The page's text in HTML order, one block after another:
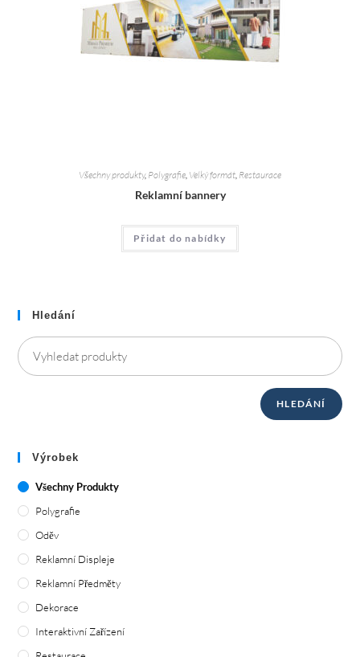
Všechny produkty, Polygrafie Velký formát Restaurace
Reklamní bannery
Přidat do nabídky
Hledání
HLEDÁNÍ
Výrobek
Všechny Produkty
Polygrafie
Oděv
Reklamní Displeje
Reklamní Předměty
Dekorace
Interaktivní Zařízení